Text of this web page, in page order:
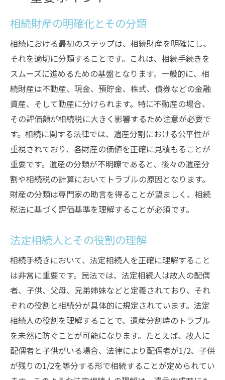
相続財産の明確化とその分類
相続における最初のステップは、相続財産を明確にし、
それを適切に分類することです。これは、相続手続きを
スムーズに進めるための基盤となります。一般的に、相
続財産は不動産、現金、預貯金、株式、債券などの金融
資産、そして動産に分けられます。特に不動産の場合、
その評価額が相続税に大きく影響するため注意が必要で
す。相続に関する法律では、遺産分割における公平性が
重視されており、各財産の価値を正確に見積もることが
重要です。遺産の分類が不明瞭であると、後々の遺産分
割や相続税の計算においてトラブルの原因となります。
財産の分類は専門家の助言を得ることが望ましく、相続
税法に基づく評価基準を理解することが必須です。
法定相続人とその役割の理解
相続手続きにおいて、法定相続人を正確に理解すること
は非常に重要です。民法では、法定相続人は故人の配偶
者、子供、父母、兄弟姉妹などと定義されており、それ
ぞれの役割と相続分が具体的に規定されています。法定
相続人の役割を理解することで、遺産分割時のトラブル
を未然に防ぐことが可能になります。たとえば、故人に
配偶者と子供がいる場合、法律により配偶者が1/2、子供
が残りの1/2を等分する形で相続することが定められてい